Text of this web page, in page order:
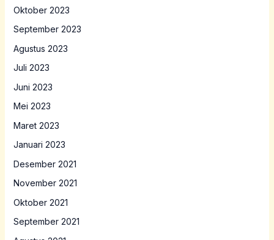
Oktober 2023
September 2023
Agustus 2023
Juli 2023
Juni 2023
Mei 2023
Maret 2023
Januari 2023
Desember 2021
November 2021
Oktober 2021
September 2021